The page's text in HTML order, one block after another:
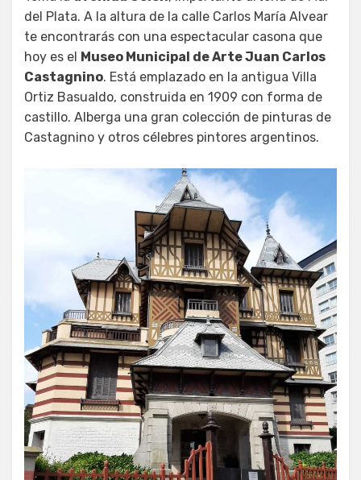
del Plata. A la altura de la calle Carlos María Alvear
te encontrarás con una espectacular casona que
hoy es el Museo Municipal de Arte Juan Carlos
Castagnino. Está emplazado en la antigua Villa
Ortiz Basualdo, construida en 1909 con forma de
castillo. Alberga una gran colección de pinturas de
Castagnino y otros célebres pintores argentinos.